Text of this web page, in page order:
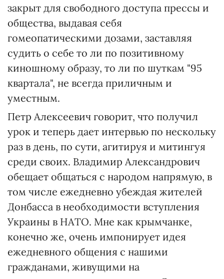
закрыт для свободного доступа прессы и
общества, выдавая себя
гомеопатическими дозами, заставляя
судить о себе то ли по позитивному
киношному образу, то ли по шуткам "95
квартала", не всегда приличным и
уместным.
Петр Алексеевич говорит, что получил
урок и теперь дает интервью по нескольку
раз в день, по сути, агитируя и митингуя
среди своих. Владимир Александрович
обещает общаться с народом напрямую, в
том числе ежедневно убеждая жителей
Донбасса в необходимости вступления
Украины в НАТО. Мне как крымчанке,
конечно же, очень импонирует идея
ежедневного общения с нашими
гражданами, живущими на